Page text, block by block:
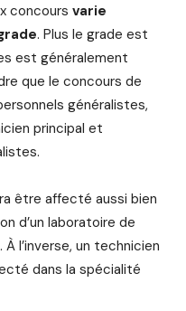
concours varie
. Plus le grade est
est généralement
que le concours de
généralistes,
principal et
être affecté aussi bien
d’un laboratoire de
l’inverse, un technicien
dans la spécialité